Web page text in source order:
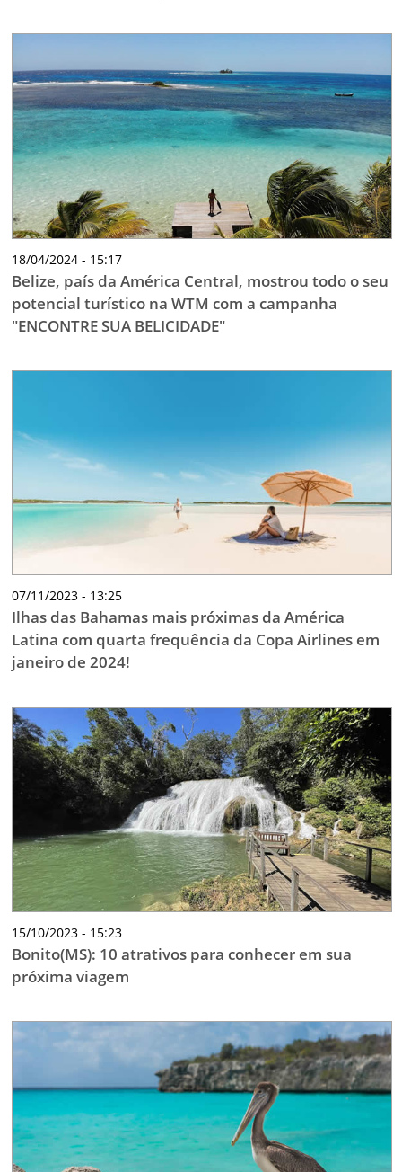
18/04/2024 - 15:17
Belize, país da América Central, mostrou todo o seu
potencial turístico na WTM com a campanha
"ENCONTRE SUA BELICIDADE"
07/11/2023 - 13:25
Ilhas das Bahamas mais próximas da América
Latina com quarta frequência da Copa Airlines em
janeiro de 2024!
15/10/2023 - 15:23
Bonito(MS): 10 atrativos para conhecer em sua
próxima viagem